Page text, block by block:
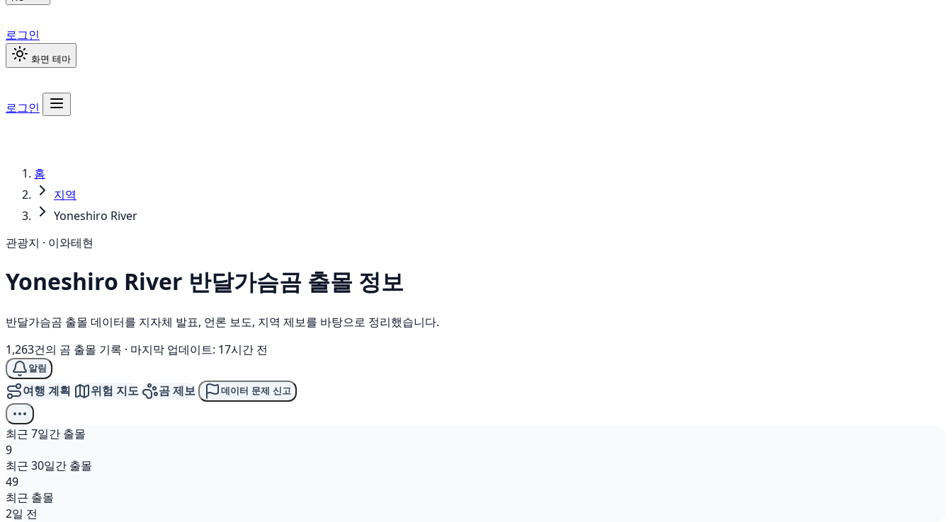
로그인
화면 테마
로그인
홈
지역
Yoneshiro River
관광지 · 이와테현
Yoneshiro River 반달가슴곰 출몰 정보
반달가슴곰 출몰 데이터를 지자체 발표, 언론 보도, 지역 제보를 바탕으로 정리했습니다.
1,263건의 곰 출몰 기록 · 마지막 업데이트: 17시간 전
알림
여행 계획 위험 지도 곰 제보 데이터 문제 신고
최근 7일간 출몰
9
최근 30일간 출몰
49
최근 출몰
2일 전